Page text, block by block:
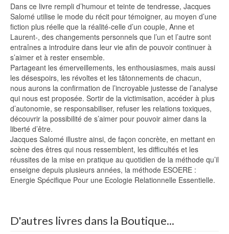
Dans ce livre rempli d’humour et teinte de tendresse, Jacques
Salomé utilise le mode du récit pour témoigner, au moyen d’une
fiction plus réelle que la réalité-celle d’un couple, Anne et
Laurent-, des changements personnels que l’un et l’autre sont
entraînes a introduire dans leur vie afin de pouvoir continuer à
s’aimer et à rester ensemble.
Partageant les émerveillements, les enthousiasmes, mais aussi
les désespoirs, les révoltes et les tâtonnements de chacun,
nous aurons la confirmation de l’incroyable justesse de l’analyse
qui nous est proposée. Sortir de la victimisation, accéder à plus
d’autonomie, se responsabiliser, refuser les relations toxiques,
découvrir la possibilité de s’aimer pour pouvoir aimer dans la
liberté d’être.
Jacques Salomé illustre ainsi, de façon concrète, en mettant en
scène des êtres qui nous ressemblent, les difficultés et les
réussites de la mise en pratique au quotidien de la méthode qu’il
enseigne depuis plusieurs années, la méthode ESOERE :
Energie Spécifique Pour une Ecologie Relationnelle Essentielle.
D'autres livres dans la Boutique...